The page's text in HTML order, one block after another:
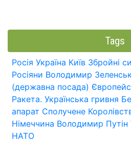
Tags
Росія Україна Київ Збройні
Росіяни Володимир
(державна посада)
Ракета. Українська гривня
апарат Сполучене
Німеччина Володимир Путін
НАТО